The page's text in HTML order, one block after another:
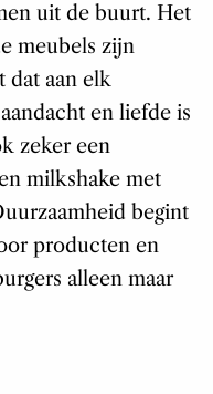
uit de buurt. Het
meubels zijn
dat aan elk
en liefde is
zeker een
milkshake met
begint
producten en
alleen maar